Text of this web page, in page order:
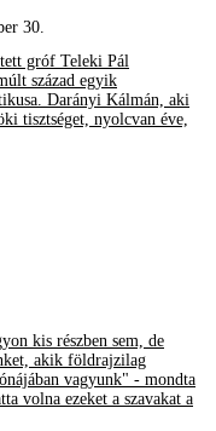
30.
gróf Teleki Pál
század egyik
Darányi Kálmán, aki
tisztséget, nyolcvan éve,
kis részben sem, de
akik földrajzilag
vagyunk" - mondta
volna ezeket a szavakat a